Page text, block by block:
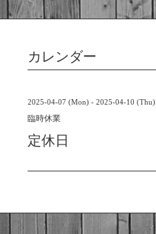
カレンダー
2025-04-07 (Mon) - 2025-04-10 (Thu)
臨時休業
定休日